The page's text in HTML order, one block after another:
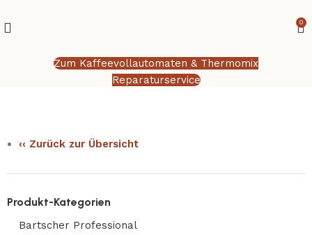
0
Zum Kaffeevollautomaten & Thermomix
Reparaturservice
‹‹ Zurück zur Übersicht
Produkt-Kategorien
Bartscher Professional